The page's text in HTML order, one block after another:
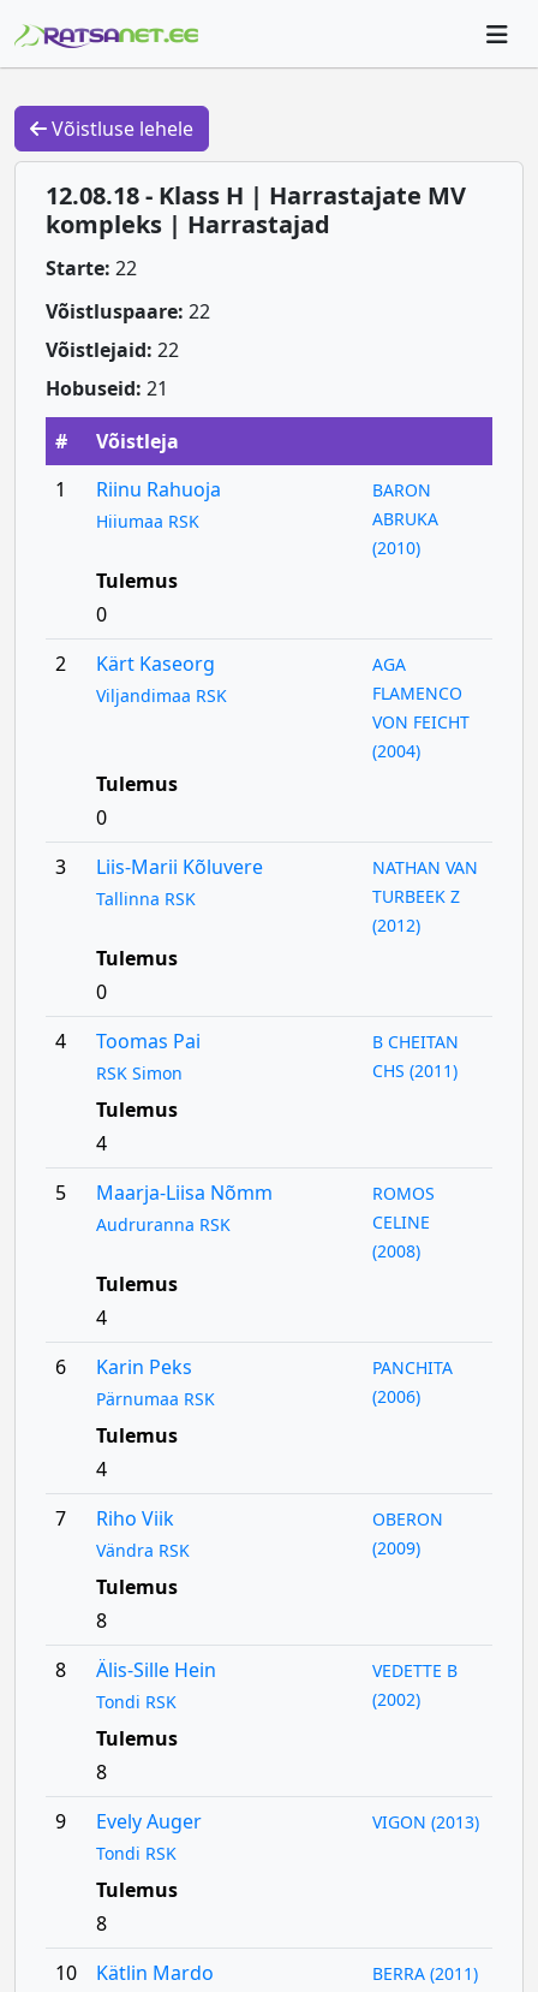
Võistluse lehele
12.08.18 - Klass H | Harrastajate MV
kompleks | Harrastajad
Starte: 22
Võistluspaare: 22
Võistlejaid: 22
Hobuseid: 21
#
Võistleja
1
Riinu Rahuoja
Hiiumaa RSK
BARON
ABRUKA
(2010)
Tulemus
0
2
Kärt Kaseorg
Viljandimaa RSK
AGA
FLAMENCO
VON FEICHT
(2004)
Tulemus
0
3
Liis-Marii Kõluvere
Tallinna RSK
NATHAN VAN
TURBEEK Z
(2012)
Tulemus
0
4
Toomas Pai
RSK Simon
B CHEITAN
CHS (2011)
Tulemus
4
5
Maarja-Liisa Nõmm
Audruranna RSK
ROMOS
CELINE
(2008)
Tulemus
4
6
Karin Peks
Pärnumaa RSK
PANCHITA
(2006)
Tulemus
4
7
Riho Viik
Vändra RSK
OBERON
(2009)
Tulemus
8
8
Älis-Sille Hein
Tondi RSK
VEDETTE B
(2002)
Tulemus
8
9
Evely Auger
Tondi RSK
VIGON (2013)
Tulemus
8
10
Kätlin Mardo BERRA (2011)